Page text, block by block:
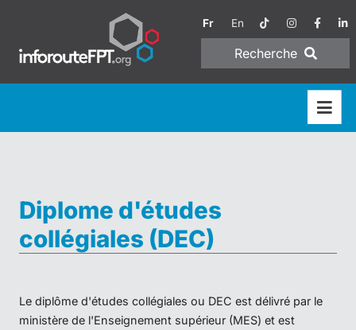
Fr En
Recherche
Diplome d'études
collégiales (DEC)
Le diplôme d'études collégiales ou DEC est délivré par le
ministère de l'Enseignement supérieur (MES) et est